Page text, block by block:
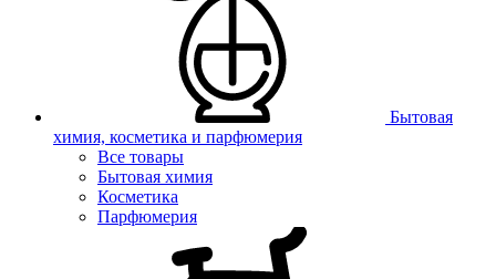
Бытовая
химия, косметика и парфюмерия
Все товары
Бытовая химия
Косметика
Парфюмерия